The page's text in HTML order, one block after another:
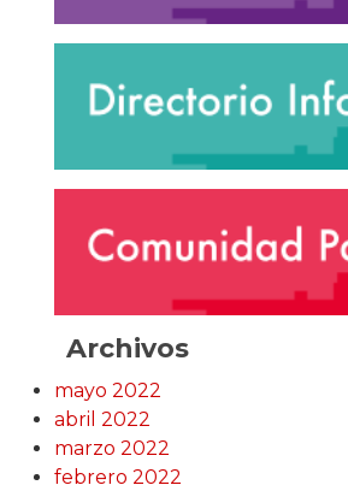
Archivos
mayo 2022
abril 2022
marzo 2022
febrero 2022